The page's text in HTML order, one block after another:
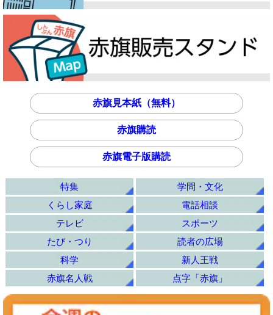
赤旗見本紙（無料）
赤旗購読
赤旗電子版購読
特集
学問・文化
くらし家庭
電話相談
テレビ
スポーツ
たび・つり
読者の広場
科学
新人王戦
赤旗名人戦
点字「赤旗」